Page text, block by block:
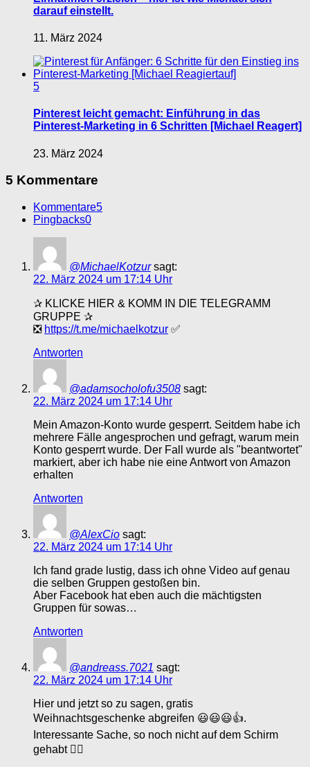
darauf einstellt.
11. März 2024
5
Pinterest leicht gemacht: Einführung in das
Pinterest-Marketing in 6 Schritten [Michael Reagert]
23. März 2024
5 Kommentare
Kommentare5
Pingbacks0
@MichaelKotzur sagt:
22. März 2024 um 17:14 Uhr
✰ KLICKE HIER & KOMM IN DIE TELEGRAMM
GRUPPE ✰
❎ https://t.me/michaelkotzur ✅
Antworten
@adamsocholofu3508 sagt:
22. März 2024 um 17:14 Uhr
Mein Amazon-Konto wurde gesperrt. Seitdem habe ich
mehrere Fälle angesprochen und gefragt, warum mein
Konto gesperrt wurde. Der Fall wurde als "beantwortet"
markiert, aber ich habe nie eine Antwort von Amazon
erhalten
Antworten
@AlexCio sagt:
22. März 2024 um 17:14 Uhr
Ich fand grade lustig, dass ich ohne Video auf genau
die selben Gruppen gestoßen bin.
Aber Facebook hat eben auch die mächtigsten
Gruppen für sowas…
Antworten
@andreass.7021 sagt:
22. März 2024 um 17:14 Uhr
Hier und jetzt so zu sagen, gratis
Weihnachtsgeschenke abgreifen 😃😃😃👍.
Interessante Sache, so noch nicht auf dem Schirm
gehabt 🤷‍♂️